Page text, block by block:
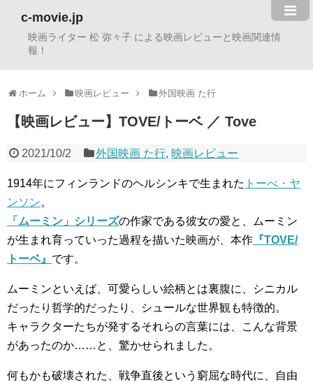
c-movie.jp
映画ライター 松 弥々子 による映画レビューと映画関連情
報！
ホーム 映画レビュー 外国映画 た行
【映画レビュー】TOVE/トーベ ／ Tove
2021/10/2 外国映画 た行, 映画レビュー
1914年にフィンランドのヘルシンキで生まれた トーべ・ヤ
ンソン。
「ムーミン」シリーズの作家である彼女の愛と、ムーミン
が生まれ育っていった過程を描いた映画が、本作 『TOVE/
トーベ』 です。
ムーミンといえば、可愛らしい絵柄とは裏腹に、シニカル
だったり哲学的だったり、シュールな世界観も特徴的。
キャラクターたちが発するそれらの言葉には、こんな背景
があったのか……と、驚かせられました。
何もかも破壊された、戦争直後という窮屈な時代に、自由